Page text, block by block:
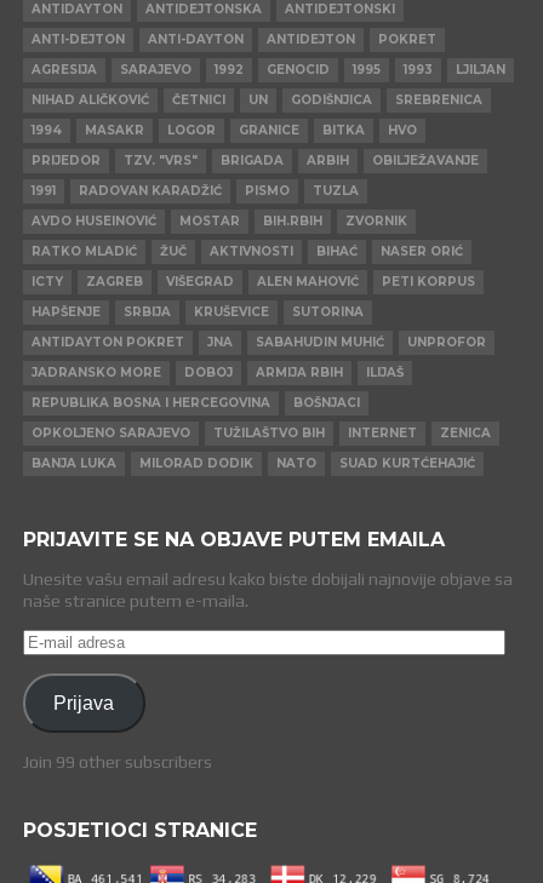
ANTIDAYTON
ANTIDEJTONSKA
ANTIDEJTONSKI
ANTI-DEJTON
ANTI-DAYTON ANTIDEJTON
POKRET
AGRESIJA
SARAJEVO 1992 GENOCID 1995 1993
LJILJAN
NIHAD ALIČKOVIĆ
ČETNICI UN GODIŠNJICA
SREBRENICA
1994
MASAKR LOGOR GRANICE BITKA
HVO
PRIJEDOR
TZV. "VRS" BRIGADA ARBIH
OBILJEŽAVANJE
1991
RADOVAN KARADŽIĆ PISMO
TUZLA
AVDO HUSEINOVIĆ
MOSTAR BIH.RBIH
ZVORNIK
RATKO MLADIĆ
ŽUČ AKTIVNOSTI BIHAĆ
NASER ORIĆ
ICTY
ZAGREB VIŠEGRAD ALEN MAHOVIĆ
PETI KORPUS
HAPŠENJE
SRBIJA KRUŠEVICE
SUTORINA
ANTIDAYTON POKRET
JNA SABAHUDIN MUHIĆ
UNPROFOR
JADRANSKO MORE
DOBOJ ARMIJA RBIH
ILIJAŠ
REPUBLIKA BOSNA I HERCEGOVINA
BOŠNJACI
OPKOLJENO SARAJEVO
TUŽILAŠTVO BIH INTERNET
ZENICA
BANJA LUKA
MILORAD DODIK NATO SUAD KURTĆEHAJIĆ
PRIJAVITE SE NA OBJAVE PUTEM EMAILA
Unesite vašu email adresu kako biste dobijali najnovije objave sa
naše stranice putem e-maila.
E-
mail
adresa
Prijava
Join 99 other subscribers
POSJETIOCI STRANICE